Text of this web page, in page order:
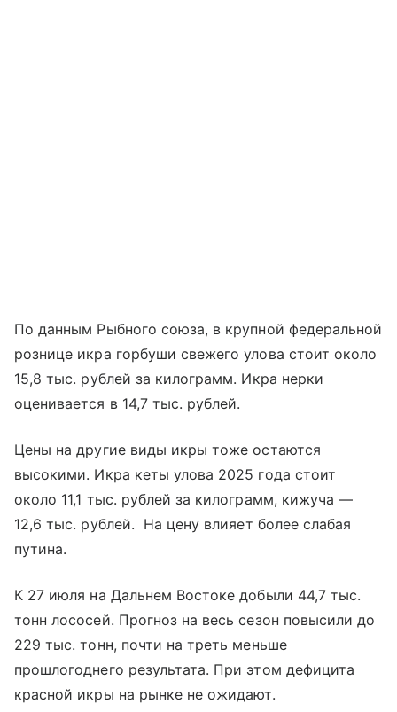
По данным Рыбного союза, в крупной федеральной
рознице икра горбуши свежего улова стоит около
15,8 тыс. рублей за килограмм. Икра нерки
оценивается в 14,7 тыс. рублей.
Цены на другие виды икры тоже остаются
высокими. Икра кеты улова 2025 года стоит
около 11,1 тыс. рублей за килограмм, кижуча —
12,6 тыс. рублей. На цену влияет более слабая
путина.
К 27 июля на Дальнем Востоке добыли 44,7 тыс.
тонн лососей. Прогноз на весь сезон повысили до
229 тыс. тонн, почти на треть меньше
прошлогоднего результата. При этом дефицита
красной икры на рынке не ожидают.